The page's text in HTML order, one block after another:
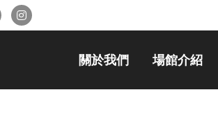
關於我們 場館介紹